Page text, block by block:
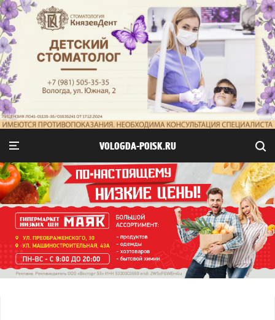
VOLOGDA-POISK.RU